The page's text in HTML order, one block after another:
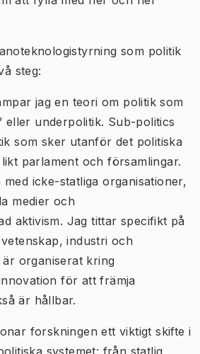
som politik
steg:
jag en teori om politik som
eller underpolitik. Sub-politics
som sker utanför det politiska
parlament och församlingar.
icke-statliga organisationer,
medier och
aktivism. Jag tittar specifikt på
industri och
organiserat kring
för att främja
är hållbar.
forskningen ett viktigt skifte i
systemet: från statlig